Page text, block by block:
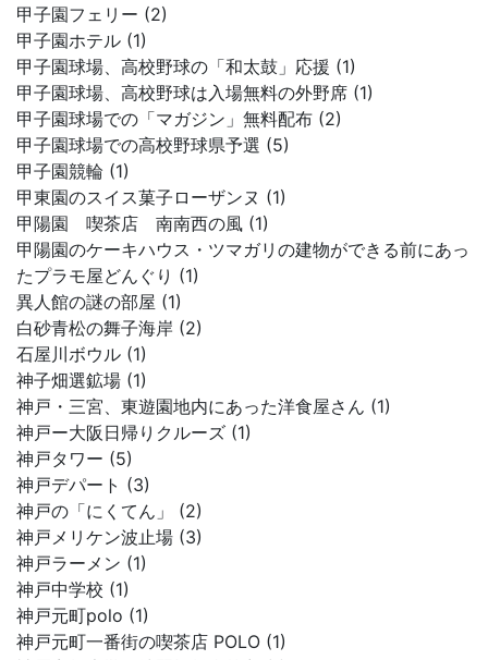
甲子園フェリー (2)
甲子園ホテル (1)
甲子園球場、高校野球の「和太鼓」応援 (1)
甲子園球場、高校野球は入場無料の外野席 (1)
甲子園球場での「マガジン」無料配布 (2)
甲子園球場での高校野球県予選 (5)
甲子園競輪 (1)
甲東園のスイス菓子ローザンヌ (1)
甲陽園 喫茶店 南南西の風 (1)
甲陽園のケーキハウス・ツマガリの建物ができる前にあっ
たプラモ屋どんぐり (1)
異人館の謎の部屋 (1)
白砂青松の舞子海岸 (2)
石屋川ボウル (1)
神子畑選鉱場 (1)
神戸・三宮、東遊園地内にあった洋食屋さん (1)
神戸ー大阪日帰りクルーズ (1)
神戸タワー (5)
神戸デパート (3)
神戸の「にくてん」 (2)
神戸メリケン波止場 (3)
神戸ラーメン (1)
神戸中学校 (1)
神戸元町polo (1)
神戸元町一番街の喫茶店 POLO (1)